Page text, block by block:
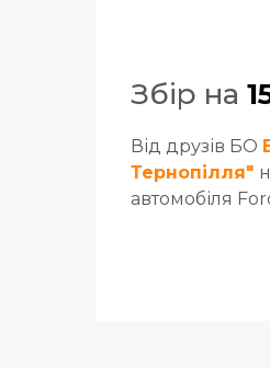
Збір на
Від друзів БО
Тернопілля"
автомобіля